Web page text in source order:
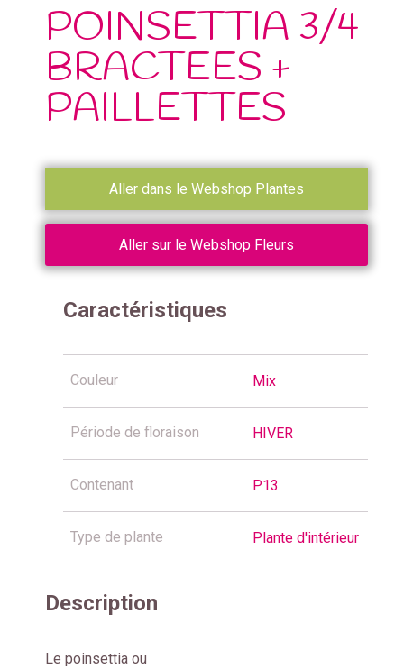
POINSETTIA 3/4
BRACTEES +
PAILLETTES
Aller dans le Webshop Plantes
Aller sur le Webshop Fleurs
Caractéristiques
Couleur Mix
Période de floraison HIVER
Contenant P13
Type de plante Plante d'intérieur
Description
Le poinsettia ou